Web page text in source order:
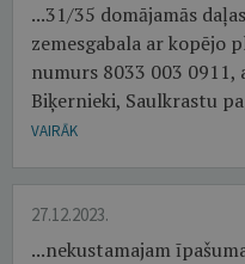
...31/35 domājamās
zemesgabala ar kopējo
numurs 8033 003 0911,
Biķernieki, Saulkrastu
VAIRĀK
27.12.2023.
...nekustamajam